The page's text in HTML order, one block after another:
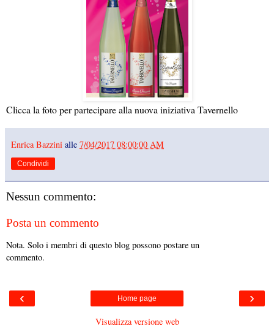
Clicca la foto per partecipare alla nuova iniziativa Tavernello
Enrica Bazzini alle 7/04/2017 08:00:00 AM
Condividi
Nessun commento:
Posta un commento
Nota. Solo i membri di questo blog possono postare un
commento.
‹ ›
Home page
Visualizza versione web